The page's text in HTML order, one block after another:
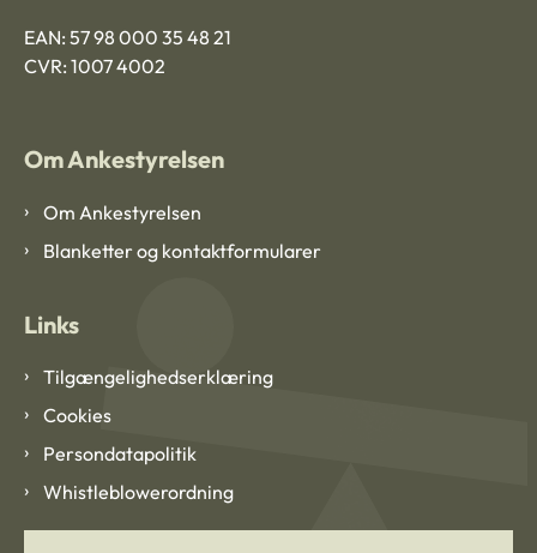
EAN: 57 98 000 35 48 21
CVR: 1007 4002
Om Ankestyrelsen
Om Ankestyrelsen
Blanketter og kontaktformularer
Links
Tilgængelighedserklæring
Cookies
Persondatapolitik
Whistleblowerordning